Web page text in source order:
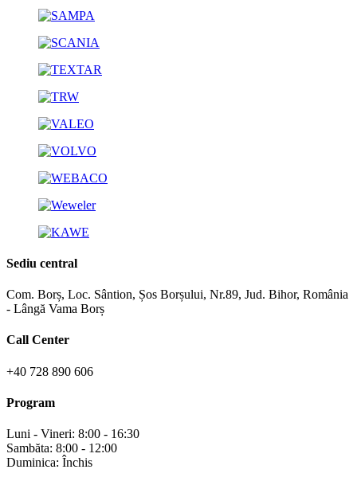
Sediu central
Com. Borș, Loc. Sântion, Șos Borșului, Nr.89, Jud. Bihor, România
- Lângă Vama Borș
Call Center
+40 728 890 606
Program
Luni - Vineri: 8:00 - 16:30
Sambăta: 8:00 - 12:00
Duminica: Închis